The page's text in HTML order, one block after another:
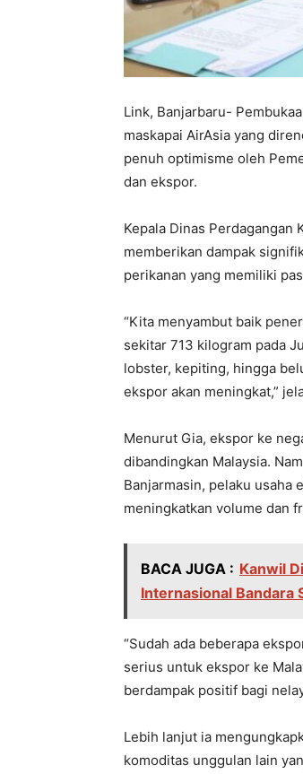
Link, Banjarbaru-
maskapai AirAsia yang
penuh optimisme oleh
dan ekspor.
Kepala Dinas Perdagangan
memberikan dampak
perikanan yang memiliki
“Kita menyambut baik
sekitar 713 kilogram pada
lobster, kepiting, hingga
ekspor akan meningkat,”
Menurut Gia, ekspor ke
dibandingkan Malaysia.
Banjarmasin, pelaku usaha
meningkatkan volume dan
BACA JUGA : Kanwil
Internasional Bandara
“Sudah ada beberapa
serius untuk ekspor ke
berdampak positif bagi
Lebih lanjut ia
komoditas unggulan lain